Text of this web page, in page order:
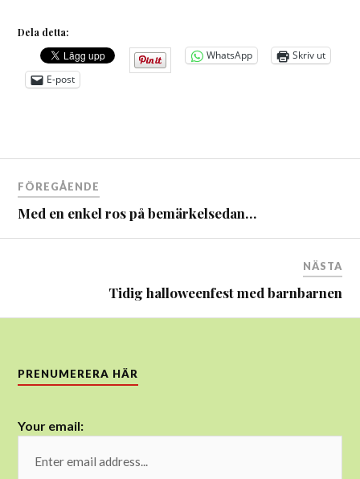
Dela detta:
WhatsApp
Skriv ut
E-post
Inläggsnavigering
FÖREGÅENDE
Med en enkel ros på bemärkelsedan…
NÄSTA
Tidig halloweenfest med barnbarnen
PRENUMERERA HÄR
Your email: